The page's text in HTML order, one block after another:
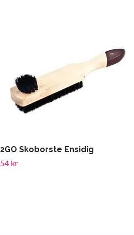
2GO Skoborste Ensidig
54 kr